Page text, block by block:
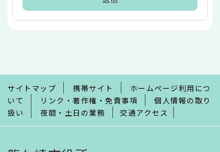
で
サイトマップ 携帯サイト
ホームページ利用につ
いて
リンク・著作権・免責事項
個人情報の取り
扱い
夜間・土日の業務 交通アクセス